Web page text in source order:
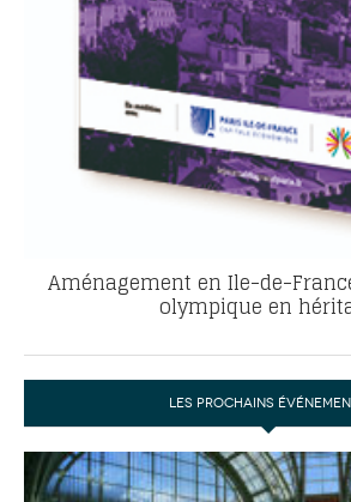
Aménagement en Ile-de-
olympique en
LES PROCHAINS